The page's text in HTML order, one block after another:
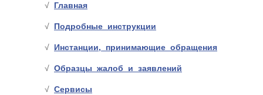
Главная
Подробные инструкции
Инстанции, принимающие обращения
Образцы жалоб и заявлений
Сервисы